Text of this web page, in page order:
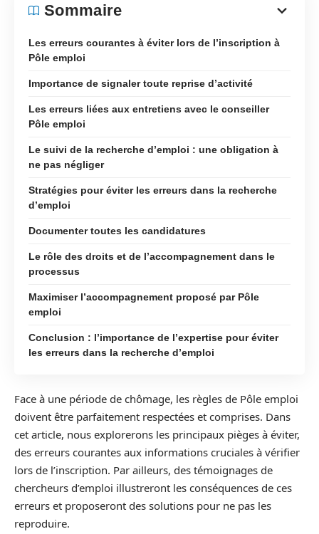
Sommaire
Les erreurs courantes à éviter lors de l’inscription à
Pôle emploi
Importance de signaler toute reprise d’activité
Les erreurs liées aux entretiens avec le conseiller
Pôle emploi
Le suivi de la recherche d’emploi : une obligation à
ne pas négliger
Stratégies pour éviter les erreurs dans la recherche
d’emploi
Documenter toutes les candidatures
Le rôle des droits et de l’accompagnement dans le
processus
Maximiser l’accompagnement proposé par Pôle
emploi
Conclusion : l’importance de l’expertise pour éviter
les erreurs dans la recherche d’emploi
Face à une période de chômage, les règles de Pôle emploi
doivent être parfaitement respectées et comprises. Dans
cet article, nous explorerons les principaux pièges à éviter,
des erreurs courantes aux informations cruciales à vérifier
lors de l’inscription. Par ailleurs, des témoignages de
chercheurs d’emploi illustreront les conséquences de ces
erreurs et proposeront des solutions pour ne pas les
reproduire.